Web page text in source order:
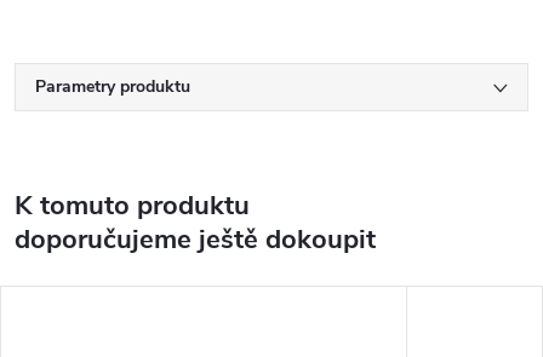
Parametry produktu
K tomuto produktu
doporučujeme ještě dokoupit